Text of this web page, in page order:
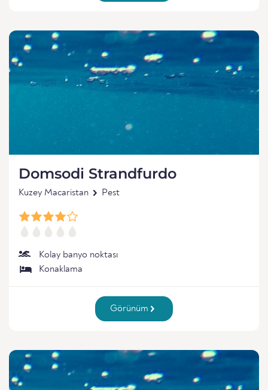
Domsodi Strandfurdo
Kuzey Macaristan Pest
Kolay banyo noktası
Konaklama
Görünüm